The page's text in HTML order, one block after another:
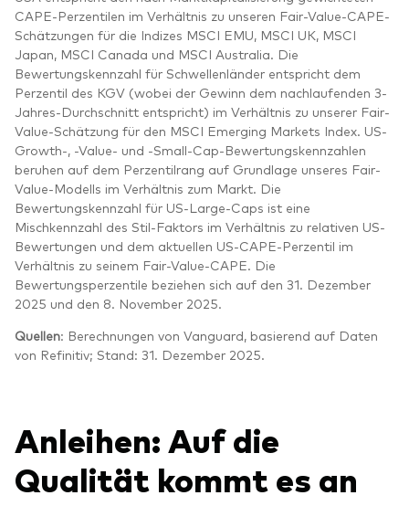
CAPE-Perzentilen im Verhältnis zu unseren Fair-Value-CAPE-
Schätzungen für die Indizes MSCI EMU, MSCI UK, MSCI
Japan, MSCI Canada und MSCI Australia. Die
Bewertungskennzahl für Schwellenländer entspricht dem
Perzentil des KGV (wobei der Gewinn dem nachlaufenden 3-
Jahres-Durchschnitt entspricht) im Verhältnis zu unserer Fair-
Value-Schätzung für den MSCI Emerging Markets Index. US-
Growth-, -Value- und -Small-Cap-Bewertungskennzahlen
beruhen auf dem Perzentilrang auf Grundlage unseres Fair-
Value-Modells im Verhältnis zum Markt. Die
Bewertungskennzahl für US-Large-Caps ist eine
Mischkennzahl des Stil-Faktors im Verhältnis zu relativen US-
Bewertungen und dem aktuellen US-CAPE-Perzentil im
Verhältnis zu seinem Fair-Value-CAPE. Die
Bewertungsperzentile beziehen sich auf den 31. Dezember
2025 und den 8. November 2025.
Quellen: Berechnungen von Vanguard, basierend auf Daten
von Refinitiv; Stand: 31. Dezember 2025.
Anleihen: Auf die
Qualität kommt es an